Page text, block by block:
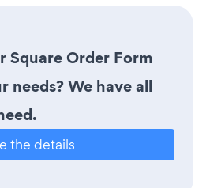
Square Order Form
needs? We have all
the details